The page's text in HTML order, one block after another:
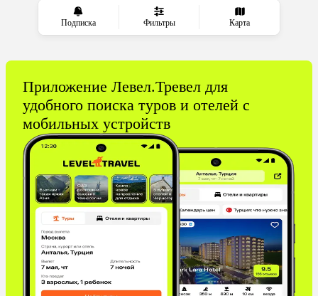
Подписка Фильтры Карта
Приложение Левел.Тревел для
удобного поиска туров и отелей с
мобильных устройств